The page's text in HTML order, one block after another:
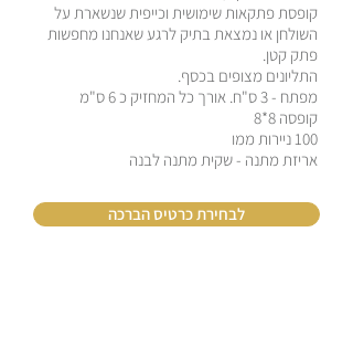
קופסת פתקאות שימושית וכייפית שנשארת על
השולחן או נמצאת בתיק לרגע שאנחנו מחפשות
פתק קטן.
התליונים מצופים בכסף.
מפתח - 3 ס"ח. אורך כל המחזיק כ 6 ס"מ
קופסה 8*8
100 ניירות ממו
אריזת מתנה - שקית מתנה לבנה
לבחירת כרטיס הברכה